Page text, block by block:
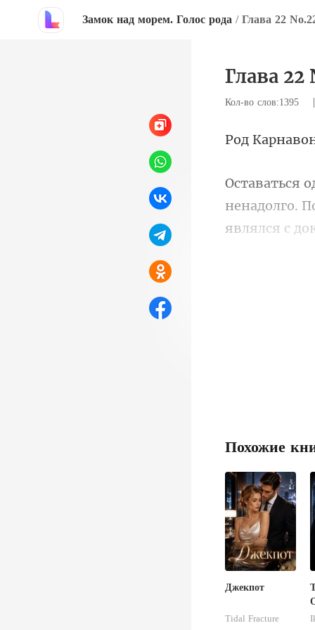
Замок над морем. Голос рода / Глава 22
Глава 22
Кол-во слов:1395
Карн
являлся с
Похожие
Джекпот
Tidal Fracture